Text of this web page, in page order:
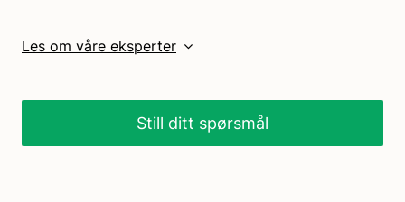
Les om våre eksperter
Still ditt spørsmål